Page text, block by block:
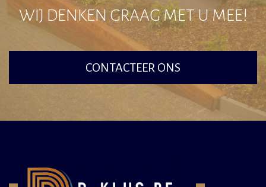
WIJ DENKEN GRAAG MET U MEE!
CONTACTEER ONS